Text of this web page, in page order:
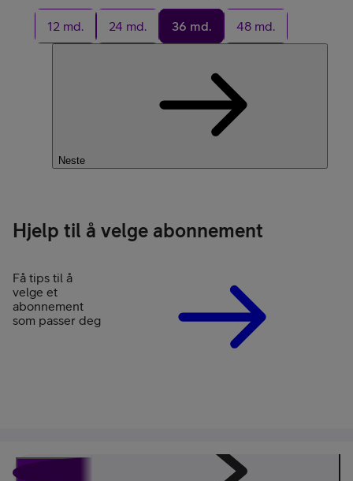
12 md. 24 md. 36 md. 48 md.
Neste
Hjelp til å velge abonnement
Få tips til å
velge et
abonnement
som passer deg
Spesifikasjoner